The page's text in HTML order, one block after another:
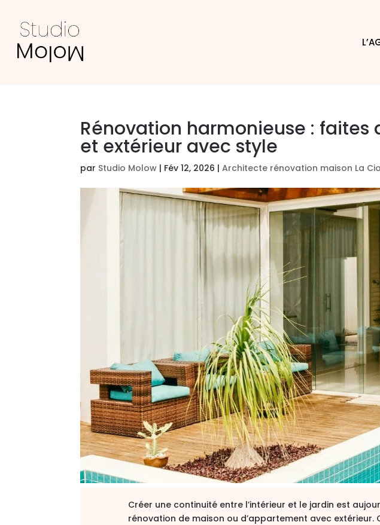
Rénovation harmonieuse :
et extérieur avec style
par Studio Molow | Fév 12, 2026 |Architecte rénovation maison La
Créer une continuité entre l’intérieur et le jardin est
rénovation de maison ou d’appartement avec extérieur.